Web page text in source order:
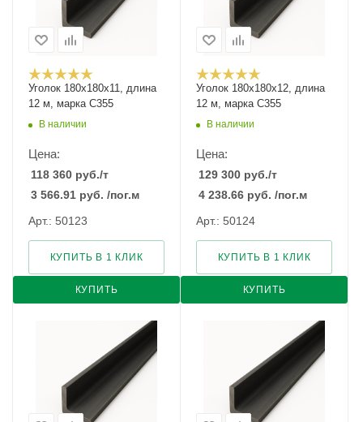
Уголок 180х180х11, длина
12 м, марка С355
В наличии
Цена:
118 360 руб./т
3 566.91 руб. /пог.м
Арт.: 50123
КУПИТЬ
КУПИТЬ В 1 КЛИК
Уголок 180х180х12, длина
12 м, марка С355
В наличии
Цена:
129 300 руб./т
4 238.66 руб. /пог.м
Арт.: 50124
КУПИТЬ
КУПИТЬ В 1 КЛИК